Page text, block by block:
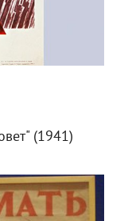
(1941)